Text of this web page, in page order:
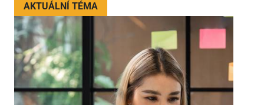
AKTUÁLNÍ TÉMA